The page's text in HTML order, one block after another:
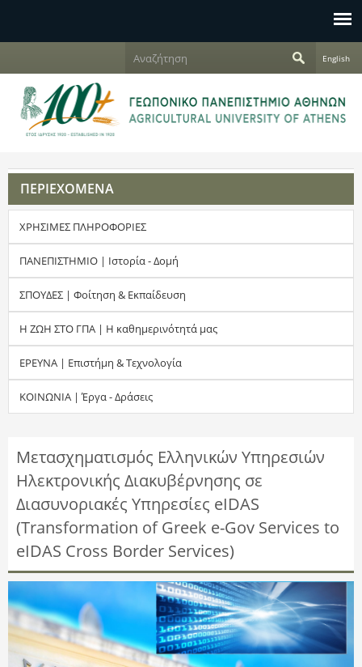
Φ
ό
μ
α
α
ν
α
ζ
ή
τ
σ
η
ς
ζ
ή
τ
η
English
ΠΕΡΙΕΧΟΜΕΝΑ
ΧΡΗΣΙΜΕΣ ΠΛΗΡΟΦΟΡΙΕΣ
ΠΑΝΕΠΙΣΤΗΜΙΟ | Ιστορία - Δομή
ΣΠΟΥΔΕΣ | Φοίτηση & Εκπαίδευση
Η ΖΩΗ ΣΤΟ ΓΠΑ | Η καθημερινότητά μας
ΕΡΕΥΝΑ | Επιστήμη & Τεχνολογία
ΚΟΙΝΩΝΙΑ | Έργα - Δράσεις
Μετασχηματισμός Ελληνικών Υπηρεσιών
Ηλεκτρονικής Διακυβέρνησης σε
Διασυνοριακές Υπηρεσίες eIDAS
(Transformation of Greek e-Gov Services to
eIDAS Cross Border Services)